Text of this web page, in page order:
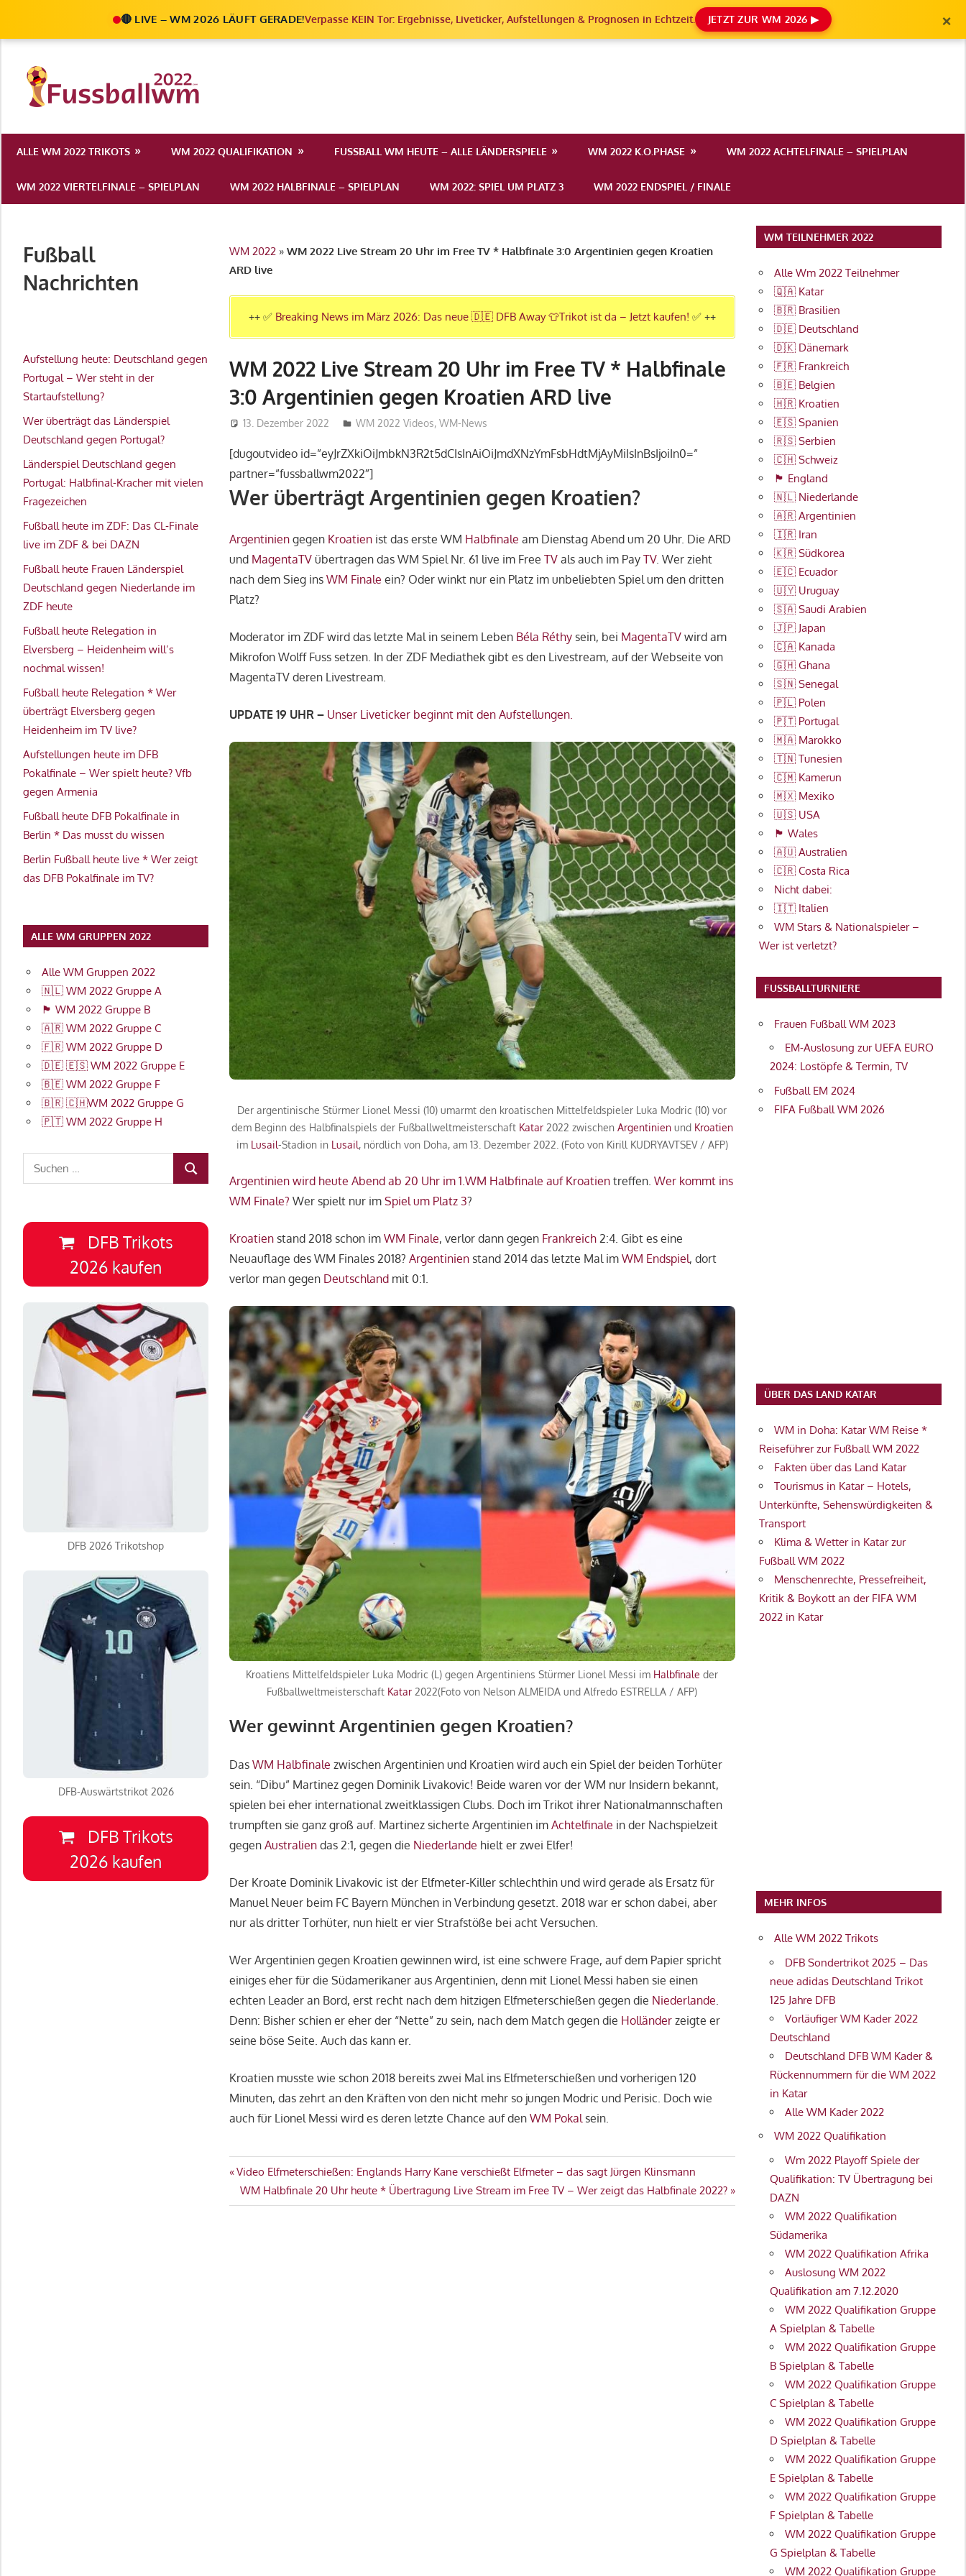
🔴 LIVE – WM 2026 LÄUFT GERADE!Verpasse KEIN Tor: Ergebnisse, Liveticker, Aufstellungen & Prognosen in Echtzeit. JETZT ZUR WM 2026 ▶ ×
springen
Weltmeisterschaft
zur
in
ALLE WM 2022 TRIKOTS WM 2022 QUALIFIKATION FUSSBALL WM HEUTE – ALLE LÄNDERSPIELE WM 2022 K.O.PHASE WM 2022 ACHTELFINALE – SPIELPLAN
WM 2022 VIERTELFINALE – SPIELPLAN WM 2022 HALBFINALE – SPIELPLAN WM 2022: SPIEL UM PLATZ 3 WM 2022 ENDSPIEL / FINALE
WM 2022 »WM 2022 Live Stream 20 Uhr im Free TV * Halbfinale 3:0 Argentinien gegen Kroatien
ARD live
++ ✅ Breaking News im März 2026: Das neue 🇩🇪 DFB Away 👕Trikot ist da – Jetzt kaufen! ✅ ++
WM 2022 Live Stream 20 Uhr im Free TV * Halbfinale
3:0 Argentinien gegen Kroatien ARD live
13. Dezember 2022 admin_wm2022
WM 2022 Videos, WM-News
[dugoutvideo id=”eyJrZXkiOiJmbkN3R2t5dCIsInAiOiJmdXNzYmFsbHdtMjAyMiIsInBsIjoiIn0=”
partner=”fussballwm2022″]
Wer überträgt Argentinien gegen Kroatien?
Argentinien gegen Kroatien ist das erste WM Halbfinale am Dienstag Abend um 20 Uhr. Die ARD
und MagentaTV übertragen das WM Spiel Nr. 61 live im FreeTV als auch im PayTV. Wer zieht
nach dem Sieg insWM Finale ein? Oder winkt nur ein Platz im unbeliebten Spiel um den dritten
Platz?
Moderator im ZDF wird das letzte Mal in seinem Leben Béla Réthy sein, bei MagentaTV wird am
Mikrofon Wolff Fuss setzen. In der ZDF Mediathek gibt es den Livestream, auf der Webseite von
MagentaTV deren Livestream.
UPDATE 19 UHR – Unser Liveticker beginnt mit den Aufstellungen.
Der argentinische Stürmer Lionel Messi (10) umarmt den kroatischen Mittelfeldspieler Luka Modric (10) vor
dem Beginn des Halbfinalspiels der Fußballweltmeisterschaft Katar2022 zwischen Argentinienund Kroatien
im Lusail-Stadion in Lusail, nördlich von Doha, am 13. Dezember 2022. (Foto von Kirill KUDRYAVTSEV / AFP)
Argentinien wird heute Abend ab 20 Uhr im 1.WM Halbfinale auf Kroatien treffen.Wer kommt ins
WM Finale? Wer spielt nur imSpiel um Platz 3?
Kroatien stand 2018 schon imWM Finale, verlor dann gegen Frankreich 2:4. Gibt es eine
Neuauflage des WM Finales 2018?Argentinien stand 2014 das letzte Mal imWM Endspiel, dort
verlor man gegen Deutschland mit 0:1.
Kroatiens Mittelfeldspieler Luka Modric (L) gegen Argentiniens Stürmer Lionel Messi im Halbfinale der
Fußballweltmeisterschaft Katar 2022(Foto von Nelson ALMEIDA und Alfredo ESTRELLA / AFP)
Wer gewinnt Argentinien gegen Kroatien?
DasWM Halbfinale zwischen Argentinien und Kroatien wird auch ein Spiel der beiden Torhüter
sein. “Dibu” Martinez gegen Dominik Livakovic! Beide waren vor der WM nur Insidern bekannt,
spielen bei eher international zweitklassigen Clubs. Doch im Trikot ihrer Nationalmannschaften
trumpften sie ganz groß auf. Martinez sicherte Argentinien imAchtelfinale in der Nachspielzeit
gegenAustralien das 2:1, gegen die Niederlande hielt er zwei Elfer!
Der Kroate Dominik Livakovic ist der Elfmeter-Killer schlechthin und wird gerade als Ersatz für
Manuel Neuer beim FC Bayern München in Verbindung gesetzt. 2018 war er schon dabei, aber
nur als dritter Torhüter, nun hielt er vier Strafstöße bei acht Versuchen.
Wer Argentinien gegen Kroatien gewinnen wird, ist eine schwere Frage, auf dem Papier spricht
einiges eher für die Südamerikaner aus Argentinien, denn mit Lionel Messi haben sie einen
echten Leader an Bord, erst recht nach dem hitzigen Elfmeterschießen gegen die Niederlande.
Denn: Bisher schien er eher der “Nette” zu sein, nach dem Match gegen die Holländer zeigte er
seine böse Seite. Auch das kann er.
Kroatien musste wie schon 2018 bereits zwei Mal ins Elfmeterschießen und vorherigen 120
Minuten, das zehrt an den Kräften von den nicht mehr so jungen Modric und Perisic. Doch wie
auch für Lionel Messi wird es deren letzte Chance auf denWM Pokalsein.
ARGENTINIEN
KROATIEN
WM
Beitragsnavigation
Vorheriger
Beitrag:
Video Elfmeterschießen: Englands Harry Kane verschießt Elfmeter – das sagt Jürgen Klinsmann
Nächster
Beitrag:
WM Halbfinale 20 Uhr heute * Übertragung Live Stream im Free TV – Wer zeigt das Halbfinale 2022?
Fußball
Nachrichten
Aufstellung heute: Deutschland gegen
Portugal – Wer steht in der
Startaufstellung?
Wer überträgt das Länderspiel
Deutschland gegen Portugal?
Länderspiel Deutschland gegen
Portugal: Halbfinal-Kracher mit vielen
Fragezeichen
Fußball heute im ZDF: Das CL-Finale
live im ZDF & bei DAZN
Fußball heute Frauen Länderspiel
Deutschland gegen Niederlande im
ZDF heute
Fußball heute Relegation in
Elversberg – Heidenheim will’s
nochmal wissen!
Fußball heute Relegation * Wer
überträgt Elversberg gegen
Heidenheim im TV live?
Aufstellungen heute im DFB
Pokalfinale – Wer spielt heute? Vfb
gegen Armenia
Fußball heute DFB Pokalfinale in
Berlin * Das musst du wissen
Berlin Fußball heute live * Wer zeigt
das DFB Pokalfinale im TV?
ALLE WM GRUPPEN 2022
Alle WM Gruppen 2022
🇳🇱 WM 2022 Gruppe A
🏴󠁧󠁢󠁥󠁮󠁧󠁿 WM 2022 Gruppe B
🇦🇷 WM 2022 Gruppe C
🇫🇷 WM 2022 Gruppe D
🇩🇪 🇪🇸 WM 2022 Gruppe E
🇧🇪 WM 2022 Gruppe F
🇧🇷 🇨🇭WM 2022 Gruppe G
🇵🇹 WM 2022 Gruppe H
Suchen
nach:
SUCHEN
DFB Trikots
2026 kaufen
DFB 2026 Trikotshop
DFB-Auswärtstrikot 2026
DFB Trikots
2026 kaufen
WM TEILNEHMER 2022
Alle Wm 2022 Teilnehmer
🇶🇦 Katar
🇧🇷 Brasilien
🇩🇪 Deutschland
🇩🇰 Dänemark
🇫🇷 Frankreich
🇧🇪 Belgien
🇭🇷 Kroatien
🇪🇸 Spanien
🇷🇸 Serbien
🇨🇭 Schweiz
🏴󠁧󠁢󠁥󠁮󠁧󠁿 England
🇳🇱 Niederlande
🇦🇷 Argentinien
🇮🇷 Iran
🇰🇷 Südkorea
🇪🇨 Ecuador
🇺🇾 Uruguay
🇸🇦 Saudi Arabien
🇯🇵 Japan
🇨🇦 Kanada
🇬🇭 Ghana
🇸🇳 Senegal
🇵🇱 Polen
🇵🇹 Portugal
🇲🇦 Marokko
🇹🇳 Tunesien
🇨🇲 Kamerun
🇲🇽 Mexiko
🇺🇸 USA
🏴󠁧󠁢󠁷󠁬󠁳󠁿 Wales
🇦🇺 Australien
🇨🇷 Costa Rica
Nicht dabei:
🇮🇹 Italien
WM Stars & Nationalspieler –
Wer ist verletzt?
FUSSBALLTURNIERE
Frauen Fußball WM 2023
EM-Auslosung zur UEFA EURO
2024: Lostöpfe & Termin, TV
Fußball EM 2024
FIFA Fußball WM 2026
ÜBER DAS LAND KATAR
WM in Doha: Katar WM Reise *
Reiseführer zur Fußball WM 2022
Fakten über das Land Katar
Tourismus in Katar – Hotels,
Unterkünfte, Sehenswürdigkeiten &
Transport
Klima & Wetter in Katar zur
Fußball WM 2022
Menschenrechte, Pressefreiheit,
Kritik & Boykott an der FIFA WM
2022 in Katar
MEHR INFOS
Alle WM 2022 Trikots
DFB Sondertrikot 2025 – Das
neue adidas Deutschland Trikot
125 Jahre DFB
Vorläufiger WM Kader 2022
Deutschland
Deutschland DFB WM Kader &
Rückennummern für die WM 2022
in Katar
Alle WM Kader 2022
WM 2022 Qualifikation
Wm 2022 Playoff Spiele der
Qualifikation: TV Übertragung bei
DAZN
WM 2022 Qualifikation
Südamerika
WM 2022 Qualifikation Afrika
Auslosung WM 2022
Qualifikation am 7.12.2020
WM 2022 Qualifikation Gruppe
A Spielplan & Tabelle
WM 2022 Qualifikation Gruppe
B Spielplan & Tabelle
WM 2022 Qualifikation Gruppe
C Spielplan & Tabelle
WM 2022 Qualifikation Gruppe
D Spielplan & Tabelle
WM 2022 Qualifikation Gruppe
E Spielplan & Tabelle
WM 2022 Qualifikation Gruppe
F Spielplan & Tabelle
WM 2022 Qualifikation Gruppe
G Spielplan & Tabelle
WM 2022 Qualifikation Gruppe